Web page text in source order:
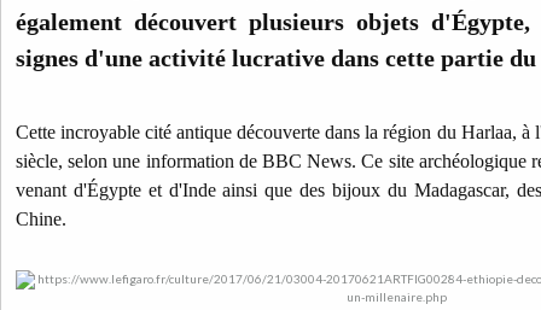
également découvert plusieurs objets
signes d'une activité lucrative dans cette partie du
Cette incroyable cité antique découverte dans la région du Harlaa, à
siècle, selon une information de BBC News. Ce site archéologique
venant d'Égypte et d'Inde ainsi que des bijoux du Madagascar,
Chine.